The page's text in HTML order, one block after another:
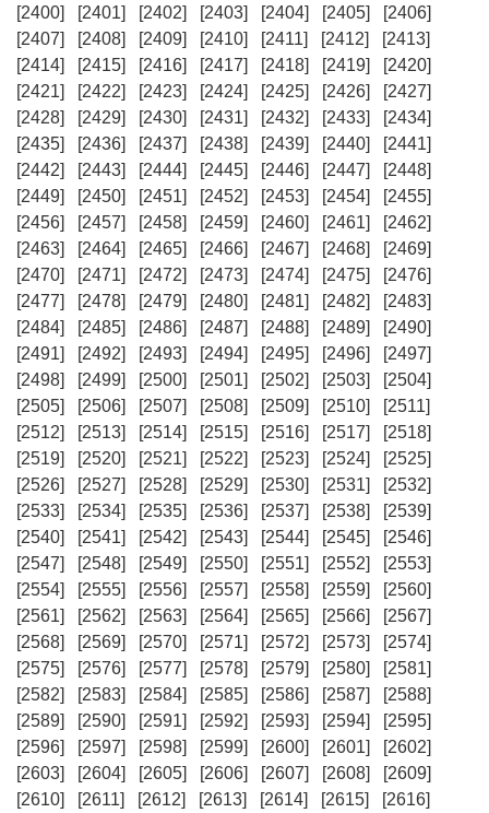
[2400]
[2401] [2402] [2403] [2404] [2405]
[2406]
[2407]
[2408] [2409] [2410] [2411] [2412]
[2413]
[2414]
[2415] [2416] [2417] [2418] [2419]
[2420]
[2421]
[2422] [2423] [2424] [2425] [2426]
[2427]
[2428]
[2429] [2430] [2431] [2432] [2433]
[2434]
[2435]
[2436] [2437] [2438] [2439] [2440]
[2441]
[2442]
[2443] [2444] [2445] [2446] [2447]
[2448]
[2449]
[2450] [2451] [2452] [2453] [2454]
[2455]
[2456]
[2457] [2458] [2459] [2460] [2461]
[2462]
[2463]
[2464] [2465] [2466] [2467] [2468]
[2469]
[2470]
[2471] [2472] [2473] [2474] [2475]
[2476]
[2477]
[2478] [2479] [2480] [2481] [2482]
[2483]
[2484]
[2485] [2486] [2487] [2488] [2489]
[2490]
[2491]
[2492] [2493] [2494] [2495] [2496]
[2497]
[2498]
[2499] [2500] [2501] [2502] [2503]
[2504]
[2505]
[2506] [2507] [2508] [2509] [2510]
[2511]
[2512]
[2513] [2514] [2515] [2516] [2517]
[2518]
[2519]
[2520] [2521] [2522] [2523] [2524]
[2525]
[2526]
[2527] [2528] [2529] [2530] [2531]
[2532]
[2533]
[2534] [2535] [2536] [2537] [2538]
[2539]
[2540]
[2541] [2542] [2543] [2544] [2545]
[2546]
[2547]
[2548] [2549] [2550] [2551] [2552]
[2553]
[2554]
[2555] [2556] [2557] [2558] [2559]
[2560]
[2561]
[2562] [2563] [2564] [2565] [2566]
[2567]
[2568]
[2569] [2570] [2571] [2572] [2573]
[2574]
[2575]
[2576] [2577] [2578] [2579] [2580]
[2581]
[2582]
[2583] [2584] [2585] [2586] [2587]
[2588]
[2589]
[2590] [2591] [2592] [2593] [2594]
[2595]
[2596]
[2597] [2598] [2599] [2600] [2601]
[2602]
[2603]
[2604] [2605] [2606] [2607] [2608]
[2609]
[2610]
[2611] [2612] [2613] [2614] [2615]
[2616]